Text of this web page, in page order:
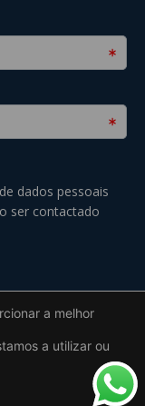
Insparedes S.A. –
Agency
a melhor
a utilizar ou